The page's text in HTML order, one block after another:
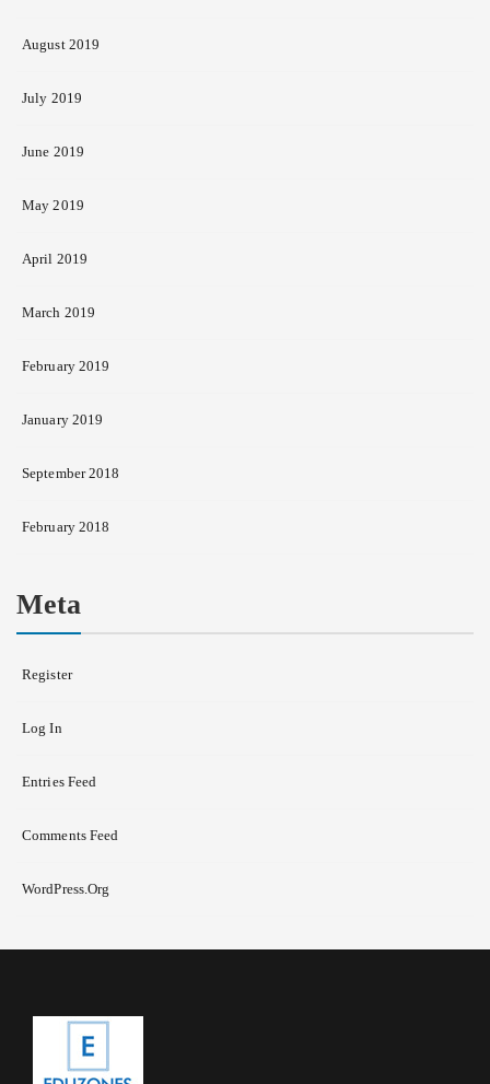
August 2019
July 2019
June 2019
May 2019
April 2019
March 2019
February 2019
January 2019
September 2018
February 2018
Meta
Register
Log In
Entries Feed
Comments Feed
WordPress.org